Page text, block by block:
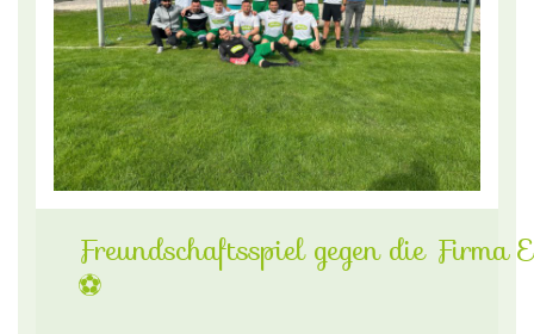
Freundschaftsspiel gegen die Firma
⚽️